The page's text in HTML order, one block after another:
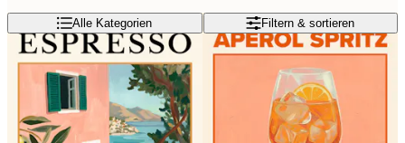
Alle Kategorien Filtern & sortieren